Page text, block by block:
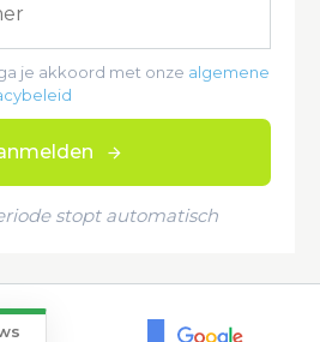
je akkoord met onze algemene
stopt automatisch